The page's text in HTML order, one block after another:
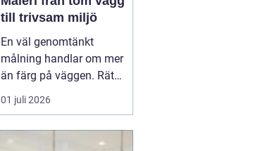
till trivsam miljö
En väl genomtänkt
målning handlar om mer
än färg på väggen. Rätt
kulörer, noggrant
underarbete och en
förändra hur ett hem
01 juli 2026